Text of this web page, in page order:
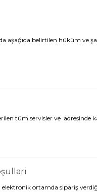
aşağıda belirtilen hüküm ve
tüm servisler ve
ortamda sipariş